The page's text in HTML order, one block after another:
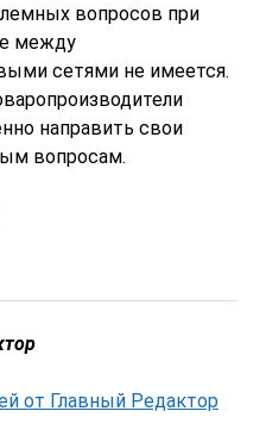
вопросов при
между
сетями не имеется.
направить свои
вопросам.
от Главный Редактор